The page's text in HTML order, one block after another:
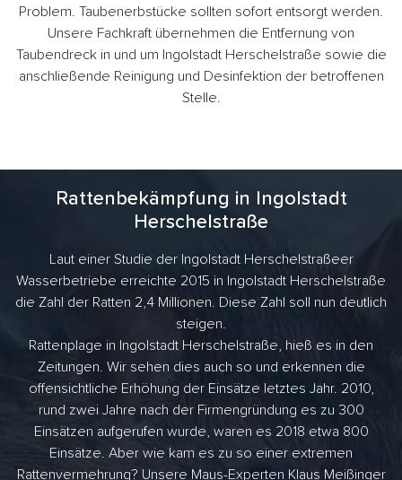
Problem. Taubenerbstücke sollten sofort entsorgt werden.
Unsere Fachkraft übernehmen die Entfernung von
Taubendreck in und um Ingolstadt Herschelstraße sowie die
anschließende Reinigung und Desinfektion der betroffenen
Stelle.
Rattenbekämpfung in Ingolstadt
Herschelstraße
Laut einer Studie der Ingolstadt Herschelstraßeer
Wasserbetriebe erreichte 2015 in Ingolstadt Herschelstraße
die Zahl der Ratten 2,4 Millionen. Diese Zahl soll nun deutlich
steigen.
Rattenplage in Ingolstadt Herschelstraße, hieß es in den
Zeitungen. Wir sehen dies auch so und erkennen die
offensichtliche Erhöhung der Einsätze letztes Jahr. 2010,
rund zwei Jahre nach der Firmengründung es zu 300
Einsätzen aufgerufen wurde, waren es 2018 etwa 800
Einsätze. Aber wie kam es zu so einer extremen
Rattenvermehrung? Unsere Maus-Experten Klaus Meißinger